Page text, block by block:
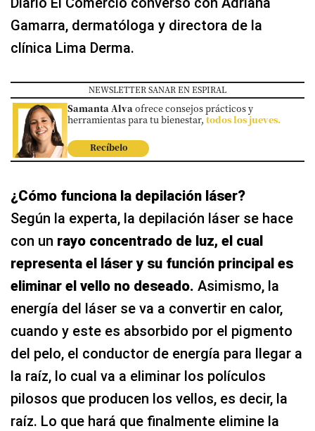
Gamarra, dermatóloga y directora de la
clínica Lima Derma.
NEWSLETTER SANAR EN ESPIRAL
Samanta Alva ofrece consejos prácticos y
herramientas para tu bienestar,todos los jueves.
Recíbelo
¿Cómo funciona la depilación láser?
Según la experta, la depilación láser se hace
con un rayo concentrado de luz, el cual
representa el láser y su función principal es
eliminar el vello no deseado. Asimismo, la
energía del láser se va a convertir en calor,
cuando y este es absorbido por el pigmento
del pelo, el conductor de energía para llegar a
la raíz, lo cual va a eliminar los polículos
pilosos que producen los vellos, es decir, la
raíz. Lo que hará que finalmente elimine la